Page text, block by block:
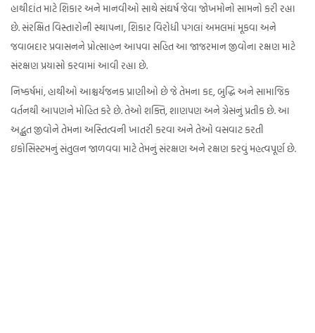
હાથીદાંત માટે શિકાર અને માનવીઓ સાથે સંઘર્ષ જેવા જોખમોનો સામનો કરી રહ્યા
છે. સંરક્ષિત વિસ્તારોની સ્થાપના, શિકાર વિરોધી પગલાં અમલમાં મૂકવા અને
જવાબદાર પ્રવાસનને પ્રોત્સાહન આપવા સહિત આ જાજરમાન જીવોના રક્ષણ માટે
સંરક્ષણ પ્રયાસો કરવામાં આવી રહ્યા છે.
નિષ્કર્ષમાં, હાથીઓ આશ્ચર્યજનક પ્રાણીઓ છે જે તેમના કદ, બુદ્ધિ અને સામાજિક
વર્તનથી આપણને મોહિત કરે છે. તેઓ શક્તિ, શાણપણ અને ગ્રેસનું પ્રતીક છે. આ
અદ્ભુત જીવોને તેમના અસ્તિત્વની ખાતરી કરવા અને તેઓ વસવાટ કરતી
ઇકોસિસ્ટમનું સંતુલન જાળવવા માટે તેમનું સંરક્ષણ અને રક્ષણ કરવું મહત્વપૂર્ણ છે.